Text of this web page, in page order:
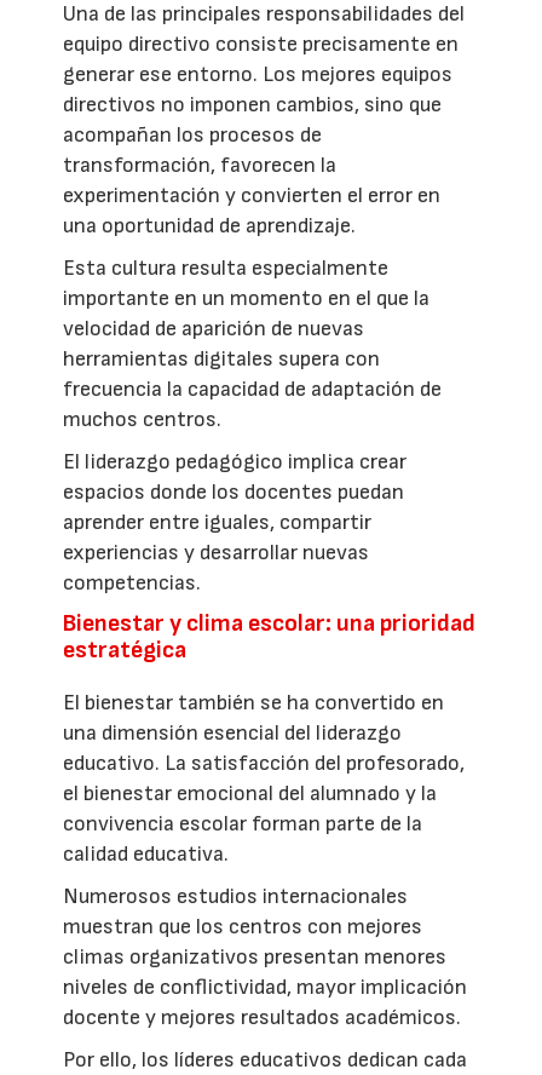
Una de las principales responsabilidades del
equipo directivo consiste precisamente en
generar ese entorno. Los mejores equipos
directivos no imponen cambios, sino que
acompañan los procesos de
transformación, favorecen la
experimentación y convierten el error en
una oportunidad de aprendizaje.
Esta cultura resulta especialmente
importante en un momento en el que la
velocidad de aparición de nuevas
herramientas digitales supera con
frecuencia la capacidad de adaptación de
muchos centros.
El liderazgo pedagógico implica crear
espacios donde los docentes puedan
aprender entre iguales, compartir
experiencias y desarrollar nuevas
competencias.
Bienestar y clima escolar: una prioridad
estratégica
El bienestar también se ha convertido en
una dimensión esencial del liderazgo
educativo. La satisfacción del profesorado,
el bienestar emocional del alumnado y la
convivencia escolar forman parte de la
calidad educativa.
Numerosos estudios internacionales
muestran que los centros con mejores
climas organizativos presentan menores
niveles de conflictividad, mayor implicación
docente y mejores resultados académicos.
Por ello, los líderes educativos dedican cada